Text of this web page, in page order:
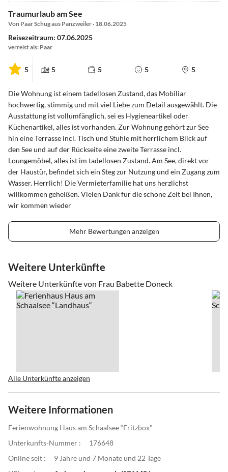
Traumurlaub am See
Von Paar Schug aus Panzweiler · 18.06.2025
Reisezeitraum: 07.06.2025
verreist als: Paar
5 5 5 5 5
Die Wohnung ist einem tadellosen Zustand, das Mobiliar
hochwertig, stimmig und mit viel Liebe zum Detail ausgewählt. Die
Ausstattung ist vollumfänglich, sei es Hygieneartikel oder
Küchenartikel, alles ist vorhanden. Zur Wohnung gehört zur See
hin eine Terrasse incl. Tisch und Stühle mit herrlichem Blick auf
den See und auf der Rückseite eine zweite Terrasse incl.
Loungemöbel, alles ist im tadellosen Zustand. Am See, direkt vor
der Haustür, befindet sich ein Steg zur Nutzung und ein Zugang zum
Wasser. Herrlich! Die Vermieterfamilie hat uns herzlichst
willkommen geheißen. Vielen Dank für die schöne Zeit bei Ihnen,
wir kommen wieder
Mehr Bewertungen anzeigen
Weitere Unterkünfte
Weitere Unterkünfte von Frau Babette Doneck
Alle Unterkünfte anzeigen
Weitere Informationen
Ferienwohnung Haus am Schaalsee “Fritzbox"
Unterkunfts-Nummer :
176648
Online seit :
9 Jahre und 7 Monate und 22 Tage